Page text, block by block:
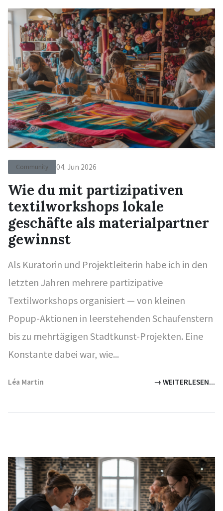
Community 04. Jun 2026
Wie du mit partizipativen
textilworkshops lokale
geschäfte als materialpartner
gewinnst
Als Kuratorin und Projektleiterin habe ich in den
letzten Jahren mehrere partizipative
Textilworkshops organisiert — von kleinen
Popup-Aktionen in leerstehenden Schaufenstern
bis zu mehrtägigen Stadtkunst-Projekten. Eine
Konstante dabei war, wie...
Léa Martin → WEITERLESEN...